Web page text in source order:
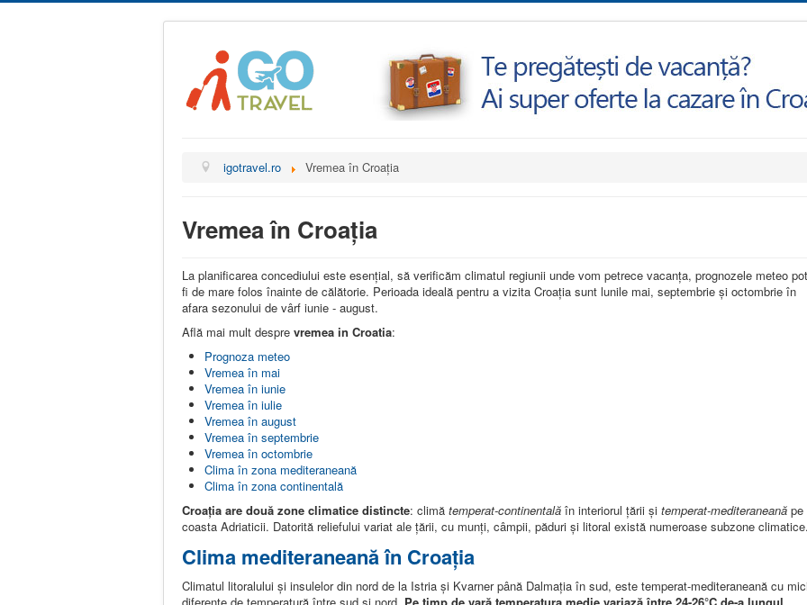
igotravel.ro Vremea în Croația
Vremea în Croația
La planificarea concediului este esențial, să verificăm climatul regiunii unde vom petrece vacanța, prognozele meteo pot
fi de mare folos înainte de călătorie. Perioada ideală pentru a vizita Croația sunt lunile mai, septembrie și octombrie în
afara sezonului de vârf iunie - august.
Află mai mult despre vremea in Croatia:
Prognoza meteo
Vremea în mai
Vremea în iunie
Vremea în iulie
Vremea în august
Vremea în septembrie
Vremea în octombrie
Clima în zona mediteraneană
Clima în zona continentală
Croația are două zone climatice distincte: climă temperat-continentală în interiorul țării și temperat-mediteraneană pe
coasta Adriaticii. Datorită reliefului variat ale țării, cu munți, câmpii, păduri și litoral există numeroase subzone
Clima mediteraneană în Croația
Climatul litoralului și insulelor din nord de la Istria și Kvarner până Dalmația în sud, este temperat-mediteraneană cu